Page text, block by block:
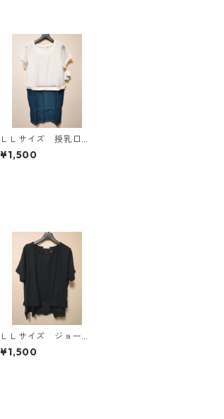
ＬＬサイズ 授乳口付
き マタニティ ドッ
キングワンピース ホ
¥1,500
ＬＬサイズ ジョーゼ
ット レイヤード風プ
ルオーバー ブラッ
¥1,500